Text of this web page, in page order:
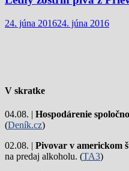
24. júna 201624. júna 2016
V skratke
04.08. | Hospodárenie
(Deník.cz)
02.08. | Pivovar v americkom
na predaj alkoholu. (TA3)